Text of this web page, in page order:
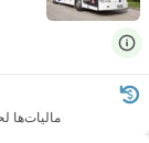
مالیات‌ها